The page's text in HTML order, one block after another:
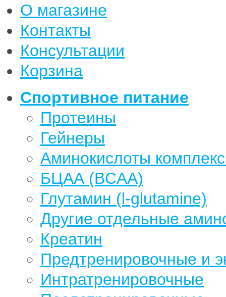
О магазине
Контакты
Консультации
Корзина
Спортивное питание
Протеины
Гейнеры
Аминокислоты
БЦАА (BCAA)
Глутамин (l-glutamine)
Другие отдельные
Креатин
Предтренировочные и
Интратренировочные